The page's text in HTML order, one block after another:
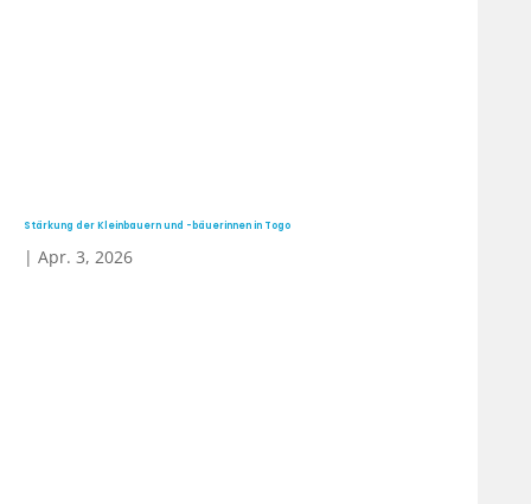
Stärkung der Kleinbauern und -bäuerinnen in Togo
| Apr. 3, 2026